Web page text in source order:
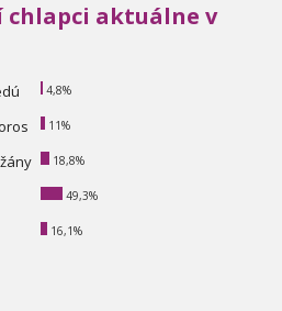
chlapci aktuálne v
4,8%
11%
18,8%
49,3%
16,1%